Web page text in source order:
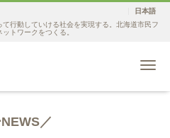
日本語
行動していける社会を実現する。北海道市民フ
トワークをつくる。
／